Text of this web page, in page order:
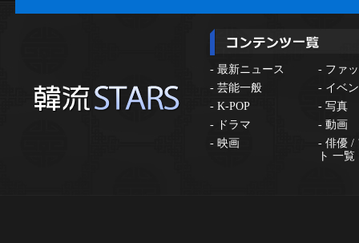
- 最新ニュース - ファ
- 芸能一般 - イベ
- K-POP - 写真
-
ドラマ - 動画
- 映画 - 俳優 /
ト 一覧